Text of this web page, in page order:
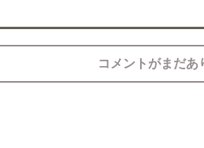
コメントがまだあ